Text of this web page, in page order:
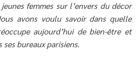
femmes sur l’envers du décor
avons voulu savoir dans quelle
aujourd’hui de bien-être et
ses bureaux parisiens.